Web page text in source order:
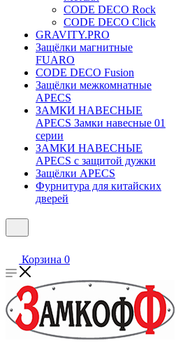
CODE DECO Rock
CODE DECO Click
GRAVITY.PRO
Защёлки магнитные
FUARO
CODE DECO Fusion
Защёлки межкомнатные
APECS
ЗАМКИ НАВЕСНЫЕ
APECS Замки навесные 01
серии
ЗАМКИ НАВЕСНЫЕ
APECS с защитой дужки
Защёлки APECS
Фурнитура для китайских
дверей
Корзина 0